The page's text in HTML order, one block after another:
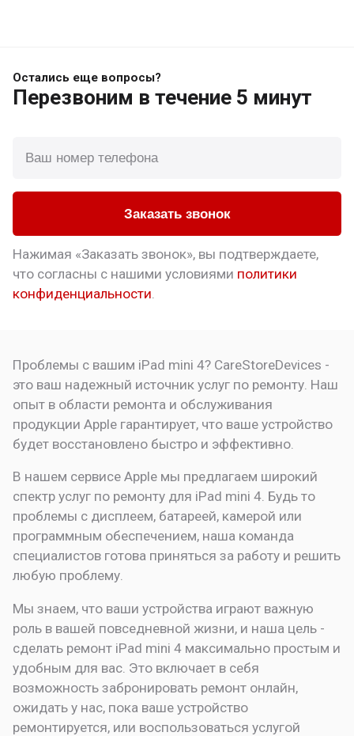
Остались еще вопросы?
Перезвоним в течение 5 минут
Заказать звонок
Нажимая «Заказать звонок», вы подтверждаете,
что согласны с нашими условиями политики
конфиденциальности.
Проблемы с вашим iPad mini 4? CareStoreDevices -
это ваш надежный источник услуг по ремонту. Наш
опыт в области ремонта и обслуживания
продукции Apple гарантирует, что ваше устройство
будет восстановлено быстро и эффективно.
В нашем сервисе Apple мы предлагаем широкий
спектр услуг по ремонту для iPad mini 4. Будь то
проблемы с дисплеем, батареей, камерой или
программным обеспечением, наша команда
специалистов готова приняться за работу и решить
любую проблему.
Мы знаем, что ваши устройства играют важную
роль в вашей повседневной жизни, и наша цель -
сделать ремонт iPad mini 4 максимально простым и
удобным для вас. Это включает в себя
возможность забронировать ремонт онлайн,
ожидать у нас, пока ваше устройство
ремонтируется, или воспользоваться услугой